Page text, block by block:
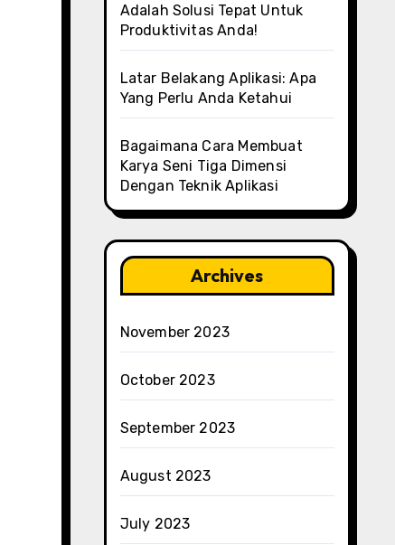
Adalah Solusi Tepat Untuk
Produktivitas Anda!
Latar Belakang Aplikasi: Apa
Yang Perlu Anda Ketahui
Bagaimana Cara Membuat
Karya Seni Tiga Dimensi
Dengan Teknik Aplikasi
Archives
November 2023
October 2023
September 2023
August 2023
July 2023